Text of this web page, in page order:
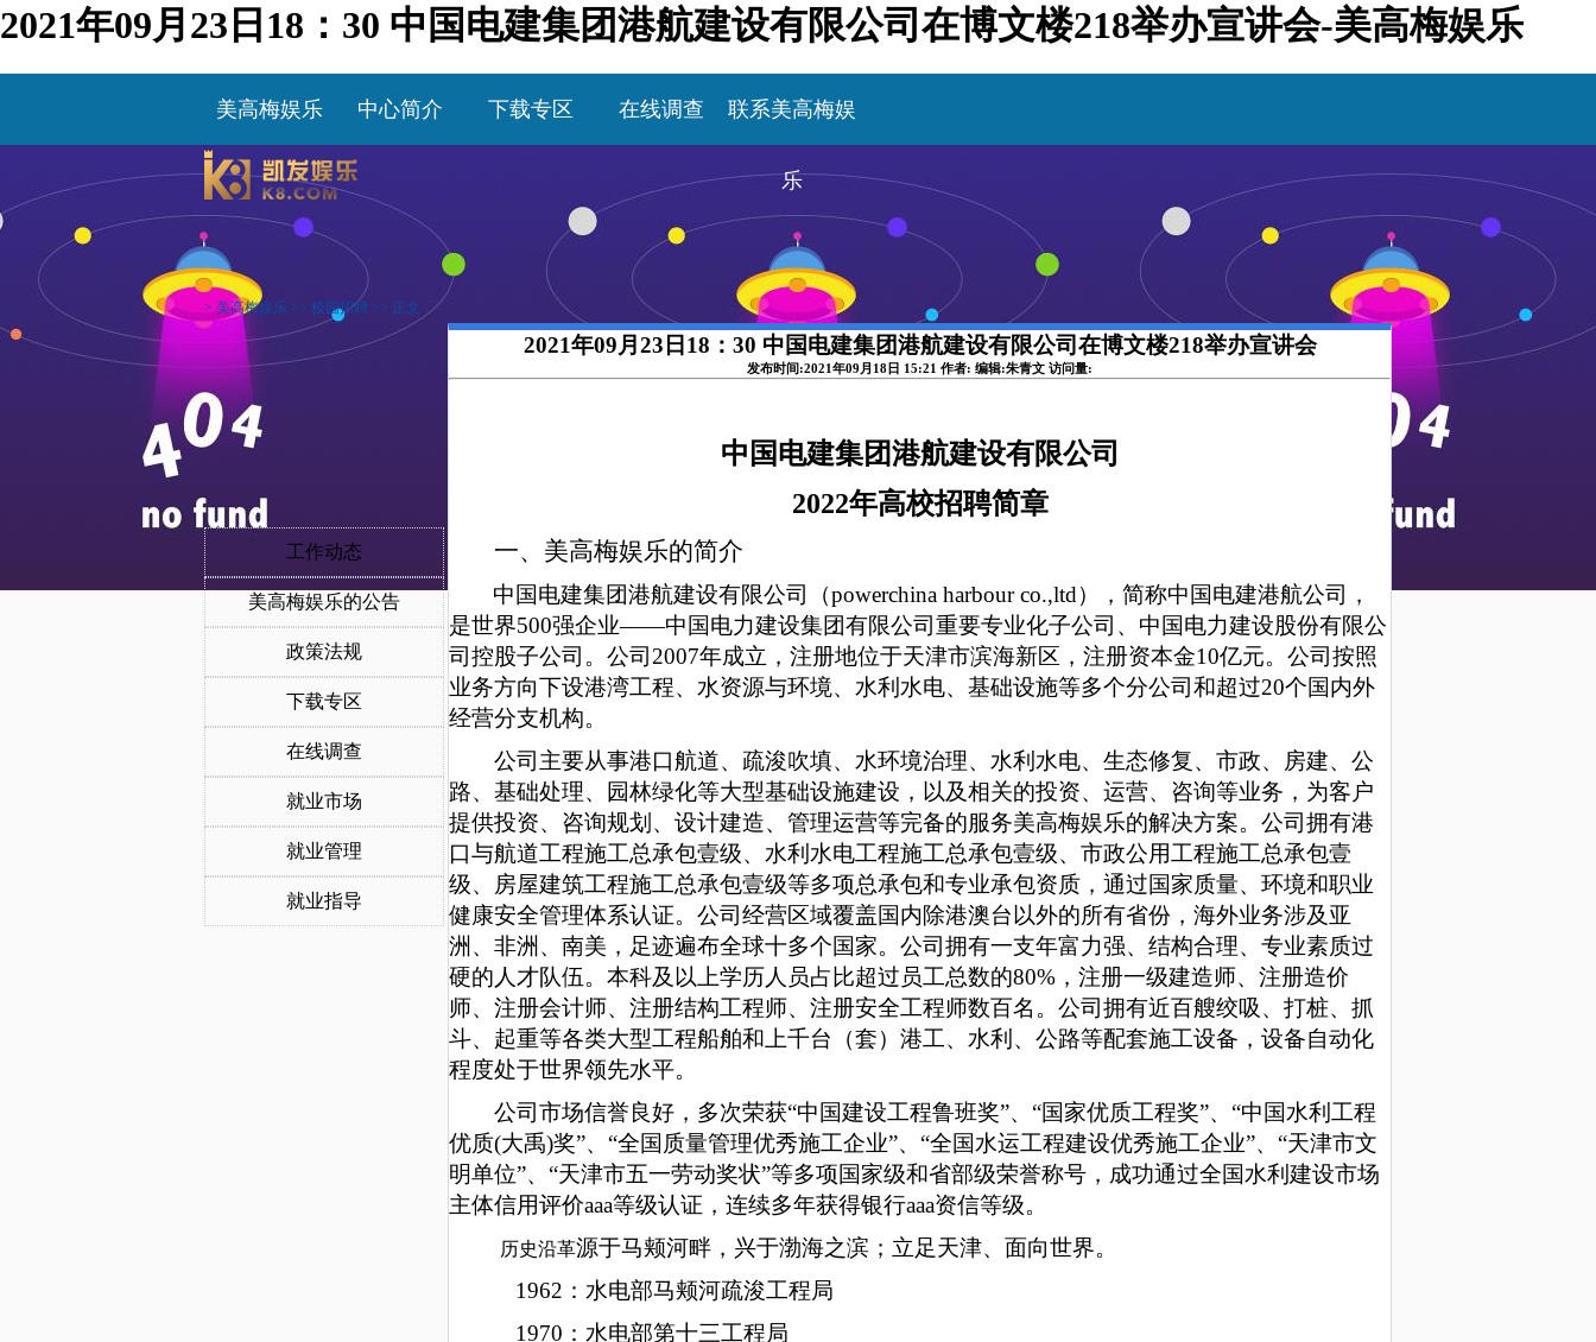
2021年09月23日18：30 中国电建集团港航建设有限公司在博文楼218举办宣讲会-美高梅娱乐
美高梅娱乐 中心简介 下载专区 在线调查 联系美高梅娱
乐
> 美高梅娱乐 >> 校园招聘 >> 正文
工作动态
美高梅娱乐的公告
政策法规
下载专区
在线调查
就业市场
就业管理
就业指导
2021年09月23日18：30 中国电建集团港航建设有限公司在博文楼218举办宣讲会
发布时间:2021年09月18日 15:21 作者: 编辑:朱青文 访问量:
中国电建集团港航建设有限公司
2022年高校招聘简章
一、美高梅娱乐的简介
中国电建集团港航建设有限公司（powerchina harbour co.,ltd），简称中国电建港航公司，
是世界500强企业——中国电力建设集团有限公司重要专业化子公司、中国电力建设股份有限公
司控股子公司。 公司 2007年成立， 注册地位于天津市滨海新区，注册资本金10亿元。公司按照
业务方向下设港湾工程、水资源与环境、水利水电、基础设施等多个分公司和超过20个国内外
经营分支机构。
公司主要从事港口航道、疏浚吹填、水环境治理、水利水电、生态修复、市政、房建、公
路、基础处理、园林绿化等大型基础设施建设，以及相关的投资、运营、咨询等业务，为客户
提供投资、咨询规划、设计建造、管理运营等完备的服务美高梅娱乐的解决方案。公司拥有港
口与航道工程施工总承包壹级、水利水电工程施工总承包壹级、市政公用工程施工总承包壹
级、房屋建筑工程施工总承包壹级等多项总承包和专业承包资质，通过国家质量、环境和职业
健康安全管理体系认证。公司经营区域覆盖国内除港澳台以外的所有省份，海外业务涉及亚
洲、非洲、南美，足迹遍布全球十多个国家。公司拥有一支年富力强、结构合理、专业素质过
硬的人才队伍。本科及以上学历人员占比超过员工总数的80%，注册一级建造师、 注册造价
师、 注册会计师、 注册结构工程师、 注册安全工程师数百名。公司拥有近百艘绞吸、打桩、抓
斗、起重等各类大型工程船舶和上千台（套）港工、水利、公路等配套施工设备，设备自动化
程度处于世界领先水平。
公司市场信誉良好，多次荣获“中国建设工程鲁班奖”、“国家优质工程奖”、“中国水利工程
优质(大禹)奖”、“全国质量管理优秀施工企业”、“全国水运工程建设优秀施工企业”、“天津市文
明单位”、“天津市五一劳动奖状”等多项国家级和省部级荣誉称号，成功通过全国水利建设市场
主体信用评价aaa等级认证，连续多年获得银行aaa资信等级。
历史沿革源于马颊河畔，兴于渤海之滨；立足天津、面向世界。
1962：水电部马颊河疏浚工程局
1970：水电部第十三工程局